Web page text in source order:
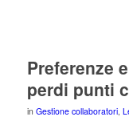
Preferenze
perdi punti
in Gestione collaboratori,